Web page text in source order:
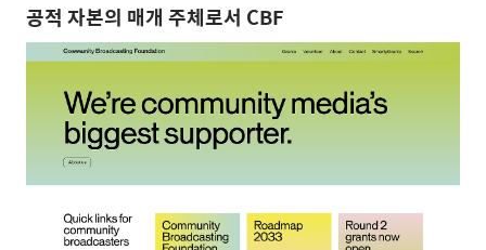
공적 자본의 매개 주체로서 CBF